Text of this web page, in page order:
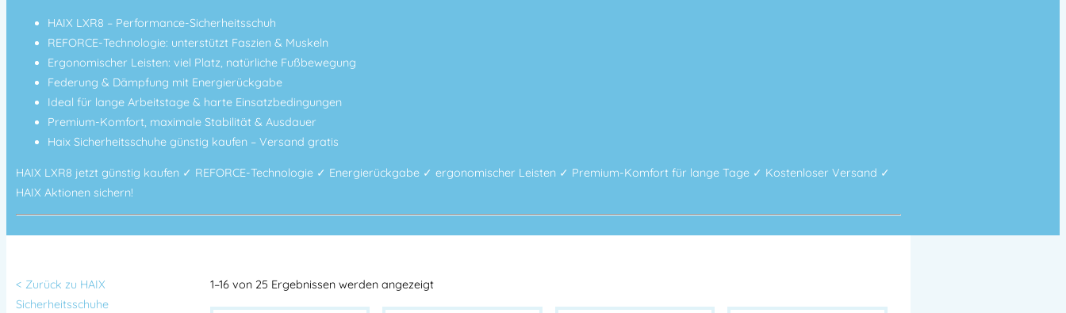
HAIX LXR8 – Performance-Sicherheitsschuh
REFORCE-Technologie: unterstützt Faszien & Muskeln
Ergonomischer Leisten: viel Platz, natürliche Fußbewegung
Federung & Dämpfung mit Energierückgabe
Ideal für lange Arbeitstage & harte Einsatzbedingungen
Premium-Komfort, maximale Stabilität & Ausdauer
Haix Sicherheitsschuhe günstig kaufen – Versand gratis
HAIX LXR8 jetzt günstig kaufen ✓ REFORCE-Technologie ✓ Energierückgabe ✓ ergonomischer Leisten ✓ Premium-Komfort für lange Tage ✓ Kostenloser Versand ✓
HAIX Aktionen sichern!
< Zurück zu HAIX
Sicherheitsschuhe
1–16 von 25 Ergebnissen werden angezeigt